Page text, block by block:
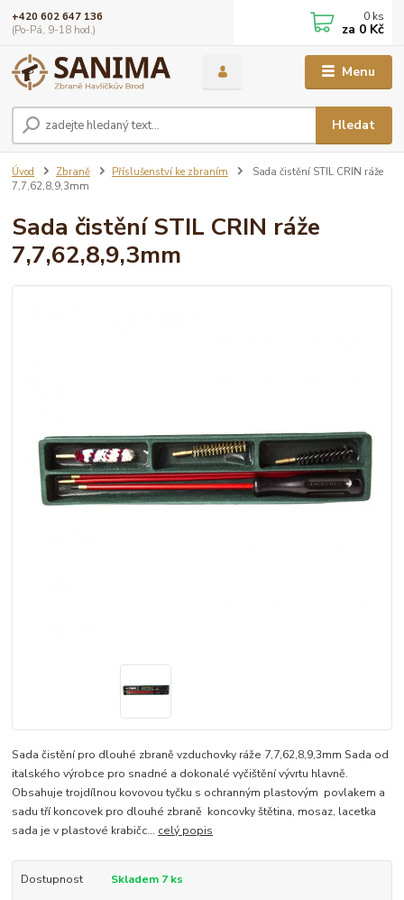
Menu
Hledat
+420 602 647 136
(Po-Pá, 9-18 hod.)
0 ks
za 0 Kč
Úvod Zbraně Příslušenství ke zbraním
Sada čistění STIL CRIN ráže
7,7,62,8,9,3mm
Sada čistění STIL CRIN ráže
7,7,62,8,9,3mm
Sada čistění pro dlouhé zbraně vzduchovky ráže 7,7,62,8,9,3mm Sada od
italského výrobce pro snadné a dokonalé vyčištění vývrtu hlavně.
Obsahuje trojdílnou kovovou tyčku s ochranným plastovým povlakem a
sadu tří koncovek pro dlouhé zbraně koncovky štětina, mosaz, lacetka
sada je v plastové krabičc... celý popis
Dostupnost Skladem 7 ks